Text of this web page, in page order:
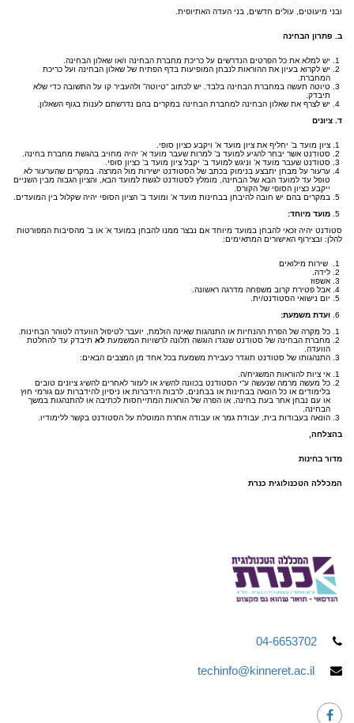
ובני מיעוטים, עולים חדשים, בני העדה האתיופית.
ב. פתרון הבחינה
יש למלא את כל הפרטים הנדרשים על כריכת מחברת הבחינה ו/או שאלון הבחינה.
יש לקרוא בעיון את ההוראות לנבחן המופיעות בדף הפתיח של שאלון הבחינה ועל כריכת
המחברת.
טיוטה תעשה במחברת הבחינה בלבד. יש לכתוב “טיוטה” ולהעביר קו על התשובה כדי שלא
תיבדק.
יש לצרף את שאלון הבחינה למחברת הבחינה במקרים בהם נדרשתם לענות בגוף השאלון.
ד. ציונים
ציון מועד ב’ יחליף את ציון מועד א’ ויקבע כציון סופי.
סטודנט אשר יבחר להגיע למועד ב’ למרות שעבר מועד א’ יהיה מחויב בהגשת מחברת בחינה.
סטודנט שעבר מועד א’ וניגש למועד ב’ יקבל ציון מועד ב’ כציון סופי.
ערעור על מבחן יתבצע בנימוק בכתב של הסטודנט ישירות מול המרצה. במקרים שהערעור לא
טופל עד למועד הבא של הבחינה, מומלץ לסטודנט לגשת למועד הבא, והציון הגבוה מבין השניים
ייקבע כציון הסופי של הקורס.
במקרים בהם יש חובה להיבחן בבחינות מועד א’ ומועד ב’ הציון הסופי יהיה שקלול בין המועדים.
מועד מיוחד:
סטודנט יהיה זכאי להבחן במועד מיוחד אם נבצר ממנו להבחן במועד א’ או ב’ מהסיבות המפורטות
להלן: ובצירוף האישורים המתאימים:
שירות מילואים
לידה.
אשפוז
אבל פטירת קרוב משפחה מדרגה ראשונה.
יום נישואי הסטודנט/ית.
ועדת משמעת:
כל מקרה של הפרת ההנחיות או התנהגות שאינה הולמת, יועבר לטיפול הוועדה לטוהר הבחינות.
מחברת הבחינה של סטודנט שנגדו הוגשה תלונה לרשויות המשמעת לא תיבדק עד להחלטת
הוועדה.
התנהגותו של סטודנט תוגדר כעבירת משמעת בכל אחד מן המצבים הבאים:
אי ציות להוראות המשגיח/ה.
כל מעשה מרמה שנעשה ע“י הסטודנט בכוונה להשיג או לעזור לאחרים להשיג ציונים טובים
בלימודים או כל הונאה בבחינות או בבחנים, לרבות הידברות או ניסיון להידברות עם גורמי חוץ
או עם נבחן אחר בעת בחינה, או הפרה של הוראות המתייחסות לכתיבה או להתנהגות במשך
הבחינה.
הונאה בעבודות בית, עבודת גמר או עבודה אחרת המוטלת על הסטודנט בקשר ללימודיו.
בהצלחה,
מדור בחינות
המכללה הטכנולוגית כנרת
04-6653702
techinfo@kinneret.ac.il